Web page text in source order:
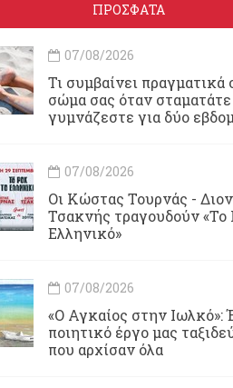
ΠΡΟΣΦΑΤΑ
07/08/2026
Τι συμβαίνει πραγματικά
σώμα σας όταν
γυμνάζεστε για δύο
07/08/2026
Οι Κώστας Τουρνάς -
Τσακνής τραγουδούν «Το
Ελληνικό»
07/08/2026
«Ο Αγκαίος στην Ιωλκό»:
ποιητικό έργο μας
που αρχίσαν όλα